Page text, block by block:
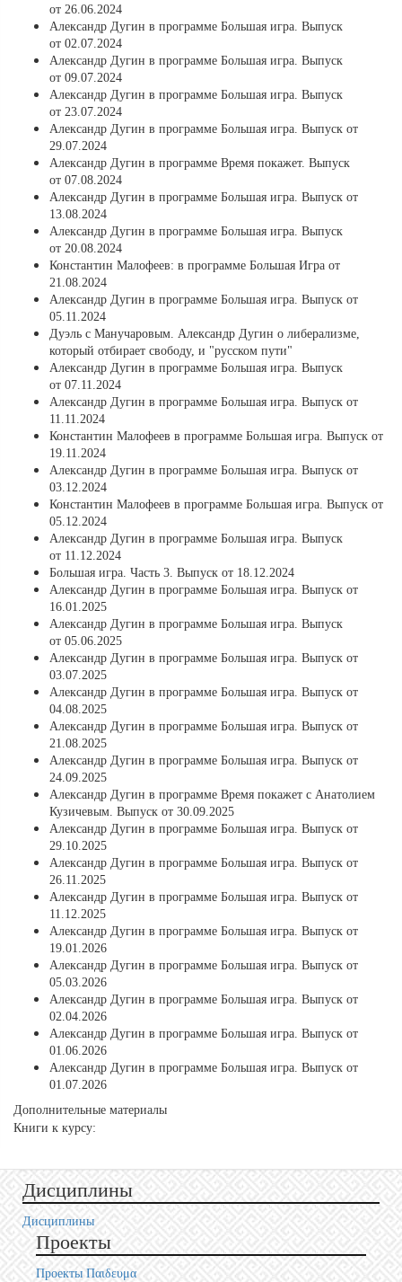
от 26.06.2024
Александр Дугин в программе Большая игра. Выпуск
от 02.07.2024
Александр Дугин в программе Большая игра. Выпуск
от 09.07.2024
Александр Дугин в программе Большая игра. Выпуск
от 23.07.2024
Александр Дугин в программе Большая игра. Выпуск от
29.07.2024
Александр Дугин в программе Время покажет. Выпуск
от 07.08.2024
Александр Дугин в программе Большая игра. Выпуск от
13.08.2024
Александр Дугин в программе Большая игра. Выпуск
от 20.08.2024
Константин Малофеев: в программе Большая Игра от
21.08.2024
Александр Дугин в программе Большая игра. Выпуск от
05.11.2024
Дуэль с Манучаровым. Александр Дугин о либерализме,
который отбирает свободу, и "русском пути"
Александр Дугин в программе Большая игра. Выпуск
от 07.11.2024
Александр Дугин в программе Большая игра. Выпуск от
11.11.2024
Константин Малофеев в программе Большая игра. Выпуск от
19.11.2024
Александр Дугин в программе Большая игра. Выпуск от
03.12.2024
Константин Малофеев в программе Большая игра. Выпуск от
05.12.2024
Александр Дугин в программе Большая игра. Выпуск
от 11.12.2024
Большая игра. Часть 3. Выпуск от 18.12.2024
Александр Дугин в программе Большая игра. Выпуск от
16.01.2025
Александр Дугин в программе Большая игра. Выпуск
от 05.06.2025
Александр Дугин в программе Большая игра. Выпуск от
03.07.2025
Александр Дугин в программе Большая игра. Выпуск от
04.08.2025
Александр Дугин в программе Большая игра. Выпуск от
21.08.2025
Александр Дугин в программе Большая игра. Выпуск от
24.09.2025
Александр Дугин в программе Время покажет с Анатолием
Кузичевым. Выпуск от 30.09.2025
Александр Дугин в программе Большая игра. Выпуск от
29.10.2025
Александр Дугин в программе Большая игра. Выпуск от
26.11.2025
Александр Дугин в программе Большая игра. Выпуск от
11.12.2025
Александр Дугин в программе Большая игра. Выпуск от
19.01.2026
Александр Дугин в программе Большая игра. Выпуск от
05.03.2026
Александр Дугин в программе Большая игра. Выпуск от
02.04.2026
Александр Дугин в программе Большая игра. Выпуск от
01.06.2026
Александр Дугин в программе Большая игра. Выпуск от
01.07.2026
Дополнительные материалы
Книги к курсу:
Дисциплины
Дисциплины
Проекты
Проекты Пαιδευμα